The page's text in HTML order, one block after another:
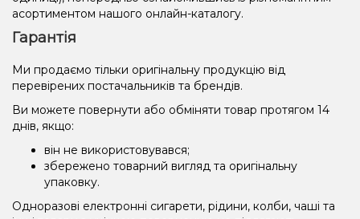
асортиментом нашого онлайн-каталогу.
Гарантія
Ми продаємо тільки оригінальну продукцію від
перевірених постачальників та брендів.
Ви можете повернути або обміняти товар протягом 14
днів, якщо:
він не використовувався;
збережено товарний вигляд та оригінальну
упаковку.
Одноразові електронні сигарети, рідини, колби, чаші та